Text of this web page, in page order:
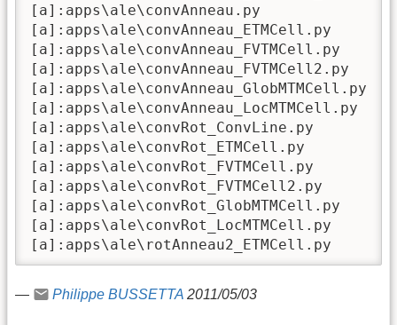
[a]:apps\ale\convAnneau.py
[a]:apps\ale\convAnneau_ETMCell.py
[a]:apps\ale\convAnneau_FVTMCell.py
[a]:apps\ale\convAnneau_FVTMCell2.py
[a]:apps\ale\convAnneau_GlobMTMCell.py
[a]:apps\ale\convAnneau_LocMTMCell.py
[a]:apps\ale\convRot_ConvLine.py
[a]:apps\ale\convRot_ETMCell.py
[a]:apps\ale\convRot_FVTMCell.py
[a]:apps\ale\convRot_FVTMCell2.py
[a]:apps\ale\convRot_GlobMTMCell.py
[a]:apps\ale\convRot_LocMTMCell.py
[a]:apps\ale\rotAnneau2_ETMCell.py
— Philippe BUSSETTA 2011/05/03